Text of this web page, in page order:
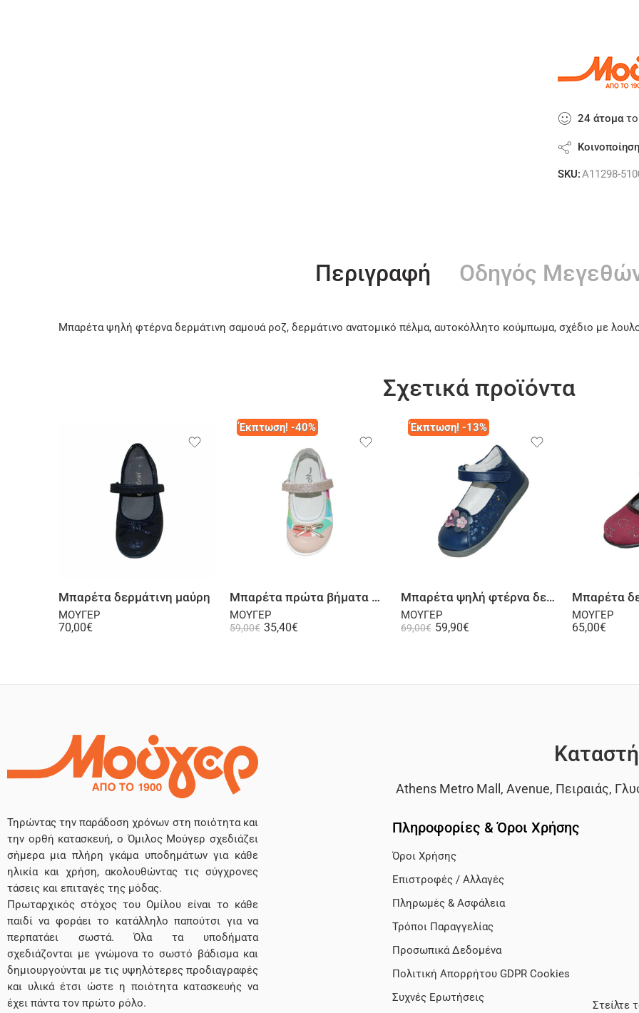
24 άτοματο
Κοινοποίηση
SKU:A11298-
Περιγραφή Οδηγός
Μπαρέτα ψηλή φτέρνα δερμάτινη σαμουά ροζ, δερμάτινο ανατομικό πέλμα, αυτοκόλλητο κούμπωμα, σχέδιο με
Σχετικά προϊόντα
Επιλογή
Μπαρέτα δερμάτινη μαύρη
ΜΟΥΓΕΡ
70,00€
Έκπτωση! -40%
Επιλογή
Μπαρέτα πρώτα βήματα ψηλή φτέρνα ρέρμα με ύφασμα πολύχρωμο
ΜΟΥΓΕΡ
59,00€ 35,40€
Έκπτωση! -13%
Μπαρέτα ψηλή φτέρνα δερμάτινη σαμουά μπλε
ΜΟΥΓΕΡ
69,00€ 59,90€
ΜΟΥΓΕΡ
65,00€
Τηρώντας την παράδοση χρόνων στη ποιότητα και
την ορθή κατασκευή, ο Όμιλος Μούγερ σχεδιάζει
σήμερα μια πλήρη γκάμα υποδημάτων για κάθε
ηλικία και χρήση, ακολουθώντας τις σύγχρονες
τάσεις και επιταγές της μόδας.
Πρωταρχικός στόχος του Ομίλου είναι το κάθε
παιδί να φοράει το κατάλληλο παπούτσι για να
περπατάει σωστά. Όλα τα υποδήματα
σχεδιάζονται με γνώμονα το σωστό βάδισμα και
δημιουργούνται με τις υψηλότερες προδιαγραφές
και υλικά έτσι ώστε η ποιότητα κατασκευής να
έχει πάντα τον πρώτο ρόλο.
Athens Metro Mall, Avenue, Πειραιάς,
Πληροφορίες & Όροι Χρήσης
Όροι Χρήσης
Επιστροφές / Αλλαγές
Πληρωμές & Ασφάλεια
Τρόποι Παραγγελίας
Προσωπικά Δεδομένα
Πολιτική Απορρήτου GDPR Cookies
Συχνές Ερωτήσεις
Στείλτε